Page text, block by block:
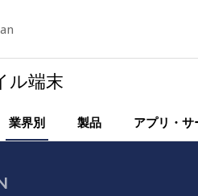
ル端末
業界別 製品 アプリ・サ